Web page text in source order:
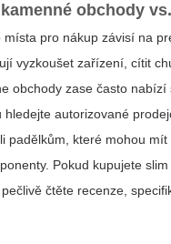
obchody
místa pro nákup závisí na
vyzkoušet zařízení, cítit
obchody zase často
hledejte autorizované
padělkům, které mohou
Pokud kupujete slim
čtěte recenze,